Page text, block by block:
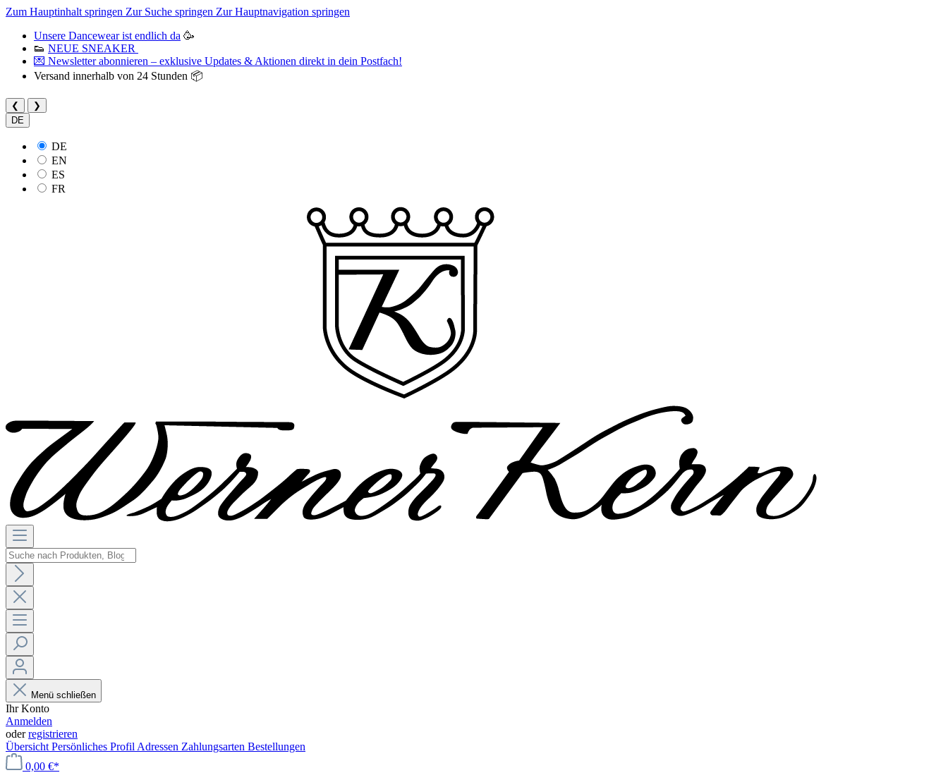
Zum Hauptinhalt springen Zur Suche springen Zur Hauptnavigation springen
Unsere Dancewear ist endlich da 🥳
👟 NEUE SNEAKER
💌 Newsletter abonnieren – exklusive Updates & Aktionen direkt in dein Postfach!
Versand innerhalb von 24 Stunden 📦
❮
❯
DE
DE
EN
ES
FR
Menü schließen
Ihr Konto
Anmelden
oderregistrieren
Übersicht Persönliches Profil Adressen Zahlungsarten Bestellungen
0,00 €*